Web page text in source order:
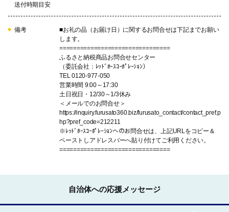
送付時期目安
備考
■お礼の品（お届け日）に関するお問合せは下記までお願い
します。
================================
ふるさと納税商品お問合せセンター
（委託会社：ﾚｯﾄﾞﾎｰｽｺｰﾎﾟﾚｰｼｮﾝ）
TEL 0120-977-050
営業時間 9:00～17:30
土日祝日・12/30～1/3休み
＜メールでのお問合せ＞
https://inquiry.furusato360.biz/furusato_contact/contact_pref.p
hp?pref_code=212211
※ﾚｯﾄﾞﾎｰｽｺｰﾎﾟﾚｰｼｮﾝへのお問合せは、上記URLをコピー＆
ペーストしアドレスバーへ貼り付けてご利用ください。
================================
自治体への応援メッセージ